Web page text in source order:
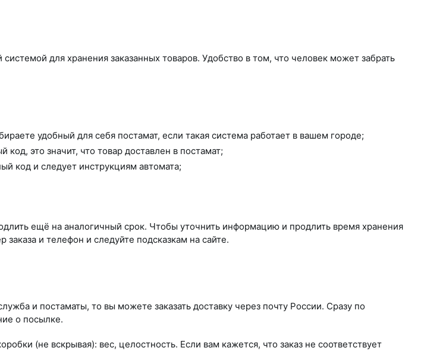
для хранения заказанных товаров. Удобство в том, что человек может забрать
удобный для себя постамат, если такая система работает в вашем городе;
это значит, что товар доставлен в постамат;
код и следует инструкциям автомата;
ещё на аналогичный срок. Чтобы уточнить информацию и продлить время хранения
заказа и телефон и следуйте подсказкам на сайте.
и постаматы, то вы можете заказать доставку через почту России. Сразу по
о посылке.
(не вскрывая): вес, целостность. Если вам кажется, что заказ не соответствует